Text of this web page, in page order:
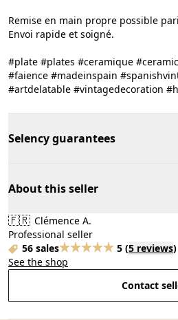
Remise en main propre possible
Envoi rapide et soigné.
#plate #plates #ceramique
#faience #madeinspain
#artdelatable #vintagedecoration
Selency guarantees
About this seller
🇫🇷 Clémence A.
Professional seller
56 sales
5 (5 reviews)
See the shop
Contact